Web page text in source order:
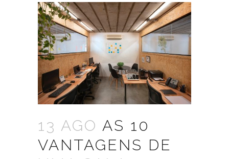
13 AGO AS 10
VANTAGENS DE